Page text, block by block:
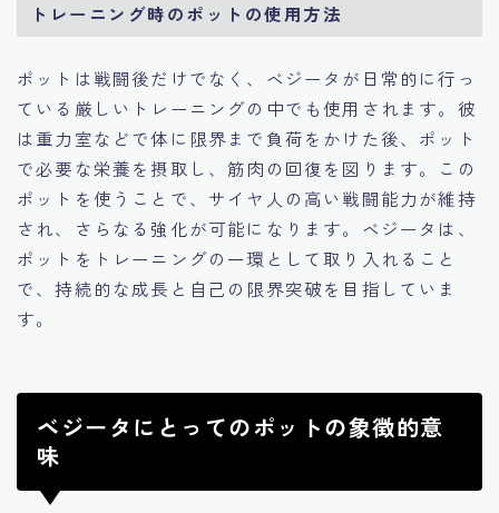
トレーニング時のポットの使用方法
ポットは戦闘後だけでなく、ベジータが日常的に行っ
ている厳しいトレーニングの中でも使用されます。彼
は重力室などで体に限界まで負荷をかけた後、ポット
で必要な栄養を摂取し、筋肉の回復を図ります。この
ポットを使うことで、サイヤ人の高い戦闘能力が維持
され、さらなる強化が可能になります。ベジータは、
ポットをトレーニングの一環として取り入れること
で、持続的な成長と自己の限界突破を目指していま
す。
ベジータにとってのポットの象徴的意
味